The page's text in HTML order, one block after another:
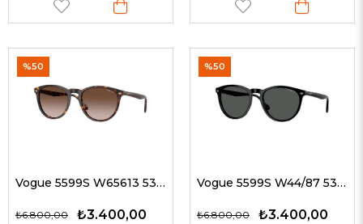
Vogue 5599S W65613 53 G Unisex Güneş Gözlükleri
₺3.400,00
₺6.800,00
%50
Vogue 5599S W44/87 53 G Unisex Güneş Gözlükleri
₺3.400,00
₺6.800,00
%50